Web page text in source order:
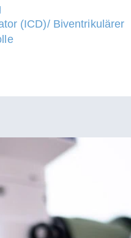
(ICD)/ Biventrikulärer